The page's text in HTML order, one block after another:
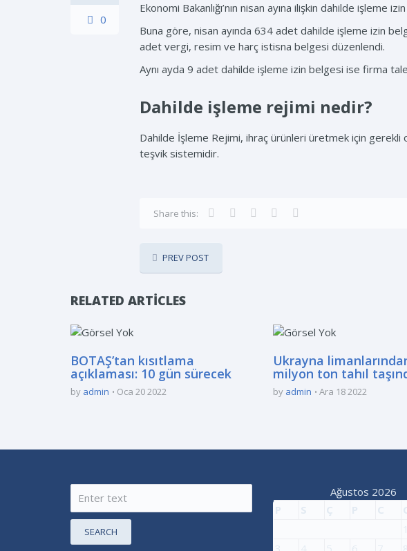
0
Ekonomi Bakanlığı’nın nisan ayına ilişkin dahilde işleme
Buna göre, nisan ayında 634 adet dahilde işleme izin
adet vergi, resim ve harç istisna belgesi düzenlendi.
Aynı ayda 9 adet dahilde işleme izin belgesi ise firma
Dahilde işleme rejimi nedir?
Dahilde İşleme Rejimi, ihraç ürünleri üretmek için
teşvik sistemidir.
Share this:
PREV POST
RELATED ARTICLES
BOTAŞ’tan kısıtlama
açıklaması: 10 gün sürecek
by admin Oca 20 2022
Ukrayna
milyon ton tahıl
by admin Ara 18 2022
SEARCH
Ağustos 2026
P
S Ç P C
1
3
4 5 6 7